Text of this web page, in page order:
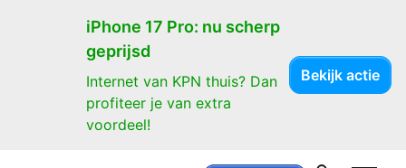
iPhone 17 Pro: nu scherp
geprijsd
Internet van KPN thuis? Dan
profiteer je van extra
voordeel!
Bekijk actie